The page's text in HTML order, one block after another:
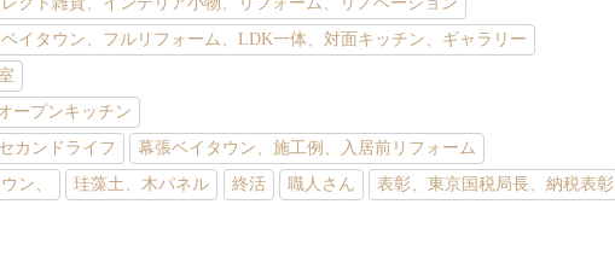
イタウン、フルリフォーム、LDK一体、対面キッチン、ギャラリー
ープンキッチン
カンドライフ 幕張ベイタウン、施工例、入居前リフォーム
ン、 珪藻土、木パネル 終活 職人さん 表彰、東京国税局長、納税表彰